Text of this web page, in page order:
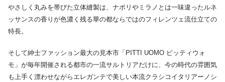
やさしく丸みを帯びた立体縫製は、ナポリやミラノとは一味違ったルネ
ッサンスの香りが色濃く残る華の都ならではのフィレンツェ流仕立ての
特長。
そして紳士ファッション最大の見本市「PITTI UOMO ピッティウォ
モ」が毎年開催される都市の一流サルトリアだけに、今の時代の雰囲気
も上手く漂わせながらエレガンテで美しい本流クラシコイタリアーノシ